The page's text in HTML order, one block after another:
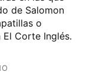
de Salomon
o
El Corte Inglés.